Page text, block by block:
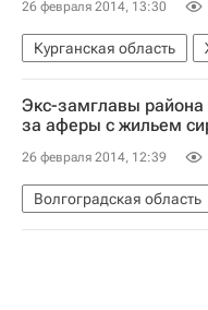
26 февраля 2014, 13:30
Курганская область
Томск
Самара
Весь мир
Самарская область
Приволжский ФО
Здоровье
Россия
Экс-замглавы
за аферы с жильем
26 февраля 2014, 12:39
Волгоградская область
Калачевский район